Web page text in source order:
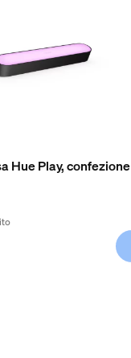
Hue Play, confezione